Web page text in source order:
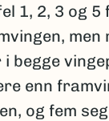
1, 2, 3 og
men
begge
enn
og fem